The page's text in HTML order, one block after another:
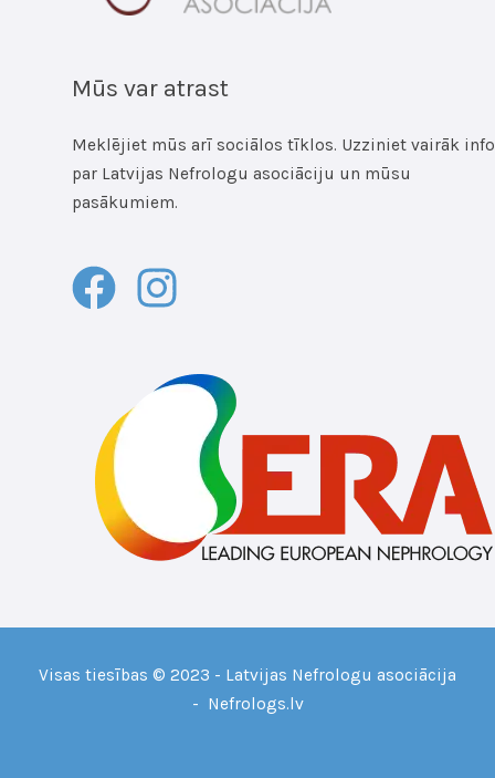
Mūs var atrast
Meklējiet mūs arī sociālos tīklos. Uzziniet vairāk info
par Latvijas Nefrologu asociāciju un mūsu
pasākumiem.
Visas tiesības © 2023 - Latvijas Nefrologu asociācija
- Nefrologs.lv